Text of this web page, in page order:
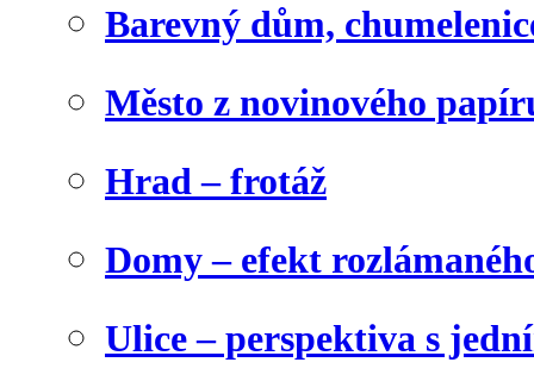
Barevný dům,
Město z novinového
Hrad – frotáž
Domy – efekt
Ulice – perspektiva s